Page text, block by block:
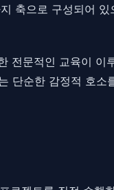
축으로 구성되어
전문적인 교육이 이
단순한 감정적 호